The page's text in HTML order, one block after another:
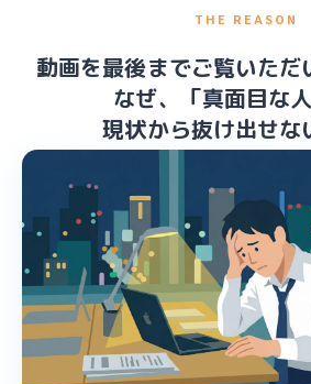
THE REASON
動画を最後までご覧いただ
なぜ、「真面目な
現状から抜け出せな